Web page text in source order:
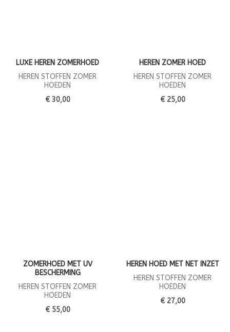
LUXE HEREN ZOMERHOED
HEREN STOFFEN ZOMER
HOEDEN
€ 30,00
HEREN ZOMER HOED
HEREN STOFFEN ZOMER
HOEDEN
€ 25,00
ZOMERHOED MET UV
BESCHERMING
HEREN STOFFEN ZOMER
HOEDEN
€ 55,00
HEREN HOED MET NET INZET
HEREN STOFFEN ZOMER
HOEDEN
€ 27,00